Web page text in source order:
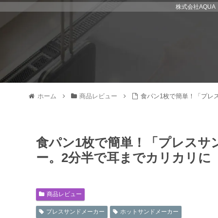
株式会社AQUA
ホーム 商品レビュー 食パン1枚で簡単！「プレ
食パン1枚で簡単！「プレスサ
ー。2分半で耳までカリカリに
商品レビュー
プレスサンドメーカー ホットサンドメーカー